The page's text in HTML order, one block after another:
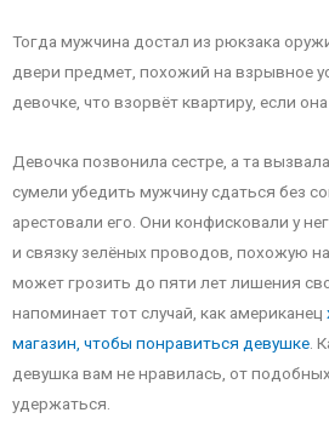
Тогда мужчина достал из рюкзака
двери предмет, похожий на взрывное
девочке, что взорвёт квартиру, если
Девочка позвонила сестре, а та
сумели убедить мужчину сдаться без
арестовали его. Они конфисковали у
и связку зелёных проводов, похожую
может грозить до пяти лет лишения
напоминает тот случай, как американец
магазин, чтобы понравиться девушке .
девушка вам не нравилась, от
удержаться.